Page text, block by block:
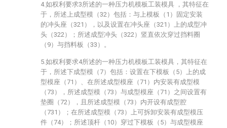
4.如权利要求3所述的一种压力机模板工装模具 ，其特征在
于，所述上成型模（32）包括：与上模板（1）固定安装
的冲头座（321），以及设置在冲头座（321）上的成型冲
头（322）；所述成型冲头（322）竖直依次穿过挡料圈
（9）与挡料板（33）。
5.如权利要求4所述的一种压力机模板工装模具，其特征在
于，所述下成型模（7）包括：设置在下模板（5）上的成
型模座（71）、在所述成型模座（71）内安装有成型模
（73），所述成型模（73）与成型模座（71）之间设置有
垫圈（72），且所述成型模（73）内开设有成型腔
（731）；在所述成型模（73）上可拆卸安装有成型模压
件（74）；所述顶杆（10）穿过下模板（5）与成型模座